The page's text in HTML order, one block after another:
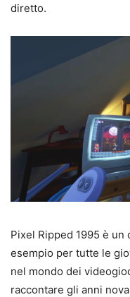
diretto.
Pixel Ripped 1995 è
esempio per tutte le
nel mondo dei
raccontare gli anni